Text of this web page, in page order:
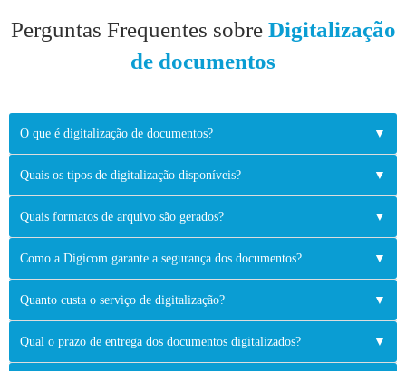
Perguntas Frequentes sobre Digitalização
de documentos
O que é digitalização de documentos? ▼
Quais os tipos de digitalização disponíveis? ▼
Quais formatos de arquivo são gerados? ▼
Como a Digicom garante a segurança dos documentos? ▼
Quanto custa o serviço de digitalização? ▼
Qual o prazo de entrega dos documentos digitalizados? ▼